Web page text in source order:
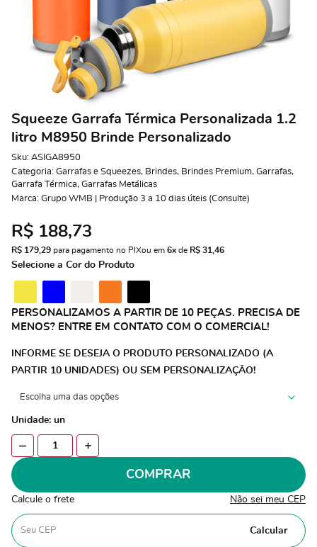
Squeeze Garrafa Térmica Personalizada 1.2
litro M8950 Brinde Personalizado
Sku: ASIGA8950
Categoria: Garrafas e Squeezes, Brindes, Brindes Premium, Garrafas,
Garrafa Térmica, Garrafas Metálicas
Marca: Grupo WMB | Produção 3 a 10 dias úteis (Consulte)
R$ 188,73
R$ 179,29 para pagamento no PIXou em 6x de R$ 31,46
Selecione a Cor do Produto
PERSONALIZAMOS A PARTIR DE 10 PEÇAS. PRECISA DE
MENOS? ENTRE EM CONTATO COM O COMERCIAL!
INFORME SE DESEJA O PRODUTO PERSONALIZADO (A
PARTIR 10 UNIDADES) OU SEM PERSONALIZAÇÃO!
Unidade: un
COMPRAR
Calcule o frete Não sei meu CEP
Calcular